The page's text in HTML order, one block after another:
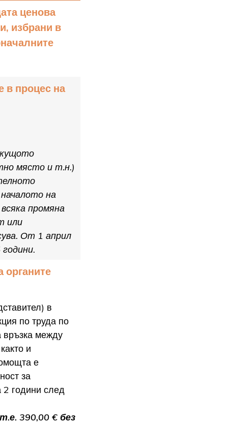
ценова
избрани в
в процес на
място и т.н.)
на
промяна
или
От 1 април
органите
в
по труда по
връзка между
и
е
за
2 години след
390,00 € без